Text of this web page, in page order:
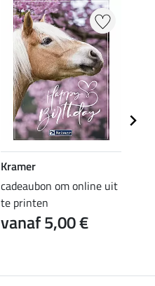
Kramer
cadeaubon om online uit
te printen
vanaf 5,00 €